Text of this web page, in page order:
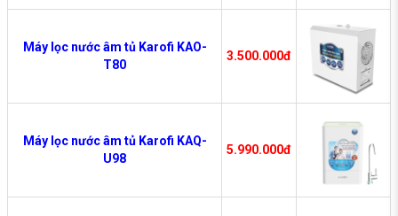
Máy lọc nước âm tủ Karofi KAO-
T80
3.500.000đ
Máy lọc nước âm tủ Karofi KAQ-
U98
5.990.000đ